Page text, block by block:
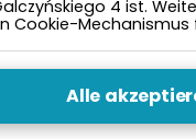
Buchen
4 ist.
Cookie-Mechanismus
Alle